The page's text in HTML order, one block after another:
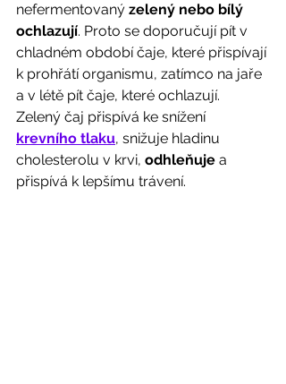
nefermentovaný zelený nebo bílý
ochlazují. Proto se doporučují pít v
chladném období čaje, které přispívají
k prohřátí organismu, zatímco na jaře
a v létě pít čaje, které ochlazují.
Zelený čaj přispívá ke snížení
krevního tlaku, snižuje hladinu
cholesterolu v krvi, odhleňuje a
přispívá k lepšímu trávení.